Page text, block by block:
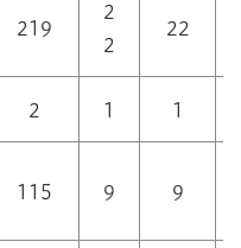
219
2
2
22
2 1 1
115 9 9